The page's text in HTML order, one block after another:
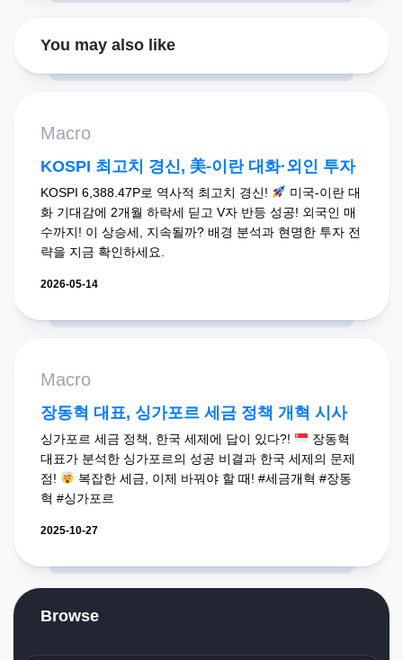
You may also like
Macro
KOSPI 최고치 경신, 美-이란 대화·외인 투자
KOSPI 6,388.47P로 역사적 최고치 경신!
미국-이란 대
화 기대감에 2개월 하락세 딛고 V자 반등 성공! 외국인 매
수까지! 이 상승세, 지속될까? 배경 분석과 현명한 투자 전
략을 지금 확인하세요.
2026-05-14
Macro
장동혁 대표, 싱가포르 세금 정책 개혁 시사
싱가포르 세금 정책, 한국 세제에 답이 있다?!
장동혁
대표가 분석한 싱가포르의 성공 비결과 한국 세제의 문제
점!
복잡한 세금, 이제 바꿔야 할 때! #세금개혁 #장동
혁 #싱가포르
2025-10-27
Browse